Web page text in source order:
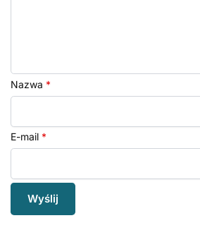
Nazwa *
E-mail *